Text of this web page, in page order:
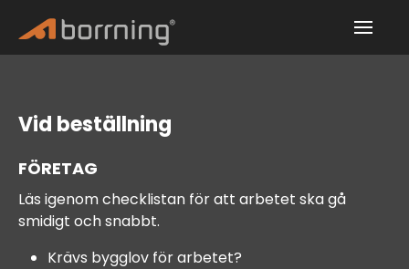
Vid beställning
FÖRETAG
Läs igenom checklistan för att arbetet ska gå
smidigt och snabbt.
Krävs bygglov för arbetet?